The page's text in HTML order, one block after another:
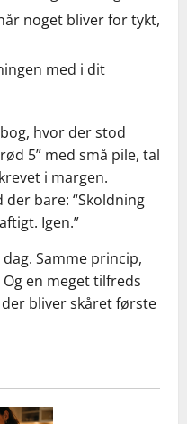
noget bliver for tykt,
med i dit
hvor der stod
5” med små pile, tal
i margen.
bare: “Skoldning
Igen.”
Samme princip,
en meget tilfreds
bliver skåret første